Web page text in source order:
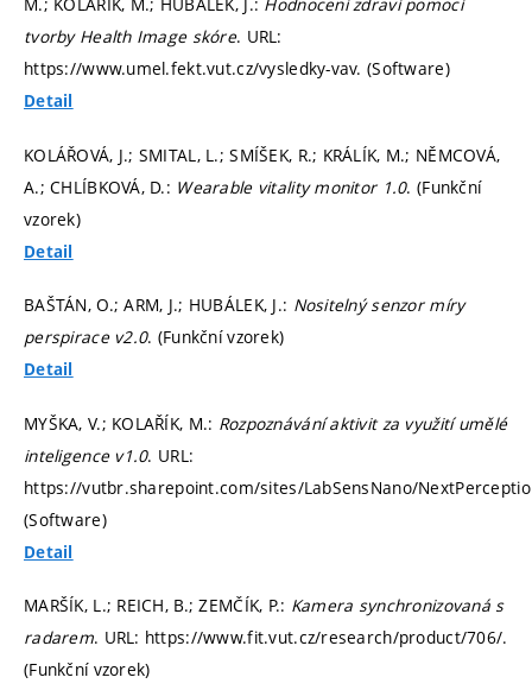
tvorby Health Image skóre. URL:
https://www.umel.fekt.vut.cz/vysledky-vav. (Software)
Detail
KOLÁŘOVÁ, J.; SMITAL, L.; SMÍŠEK, R.; KRÁLÍK, M.; NĚMCOVÁ,
A.; CHLÍBKOVÁ, D.: Wearable vitality monitor 1.0. (Funkční
vzorek)
Detail
BAŠTÁN, O.; ARM, J.; HUBÁLEK, J.: Nositelný senzor míry
perspirace v2.0. (Funkční vzorek)
Detail
MYŠKA, V.; KOLAŘÍK, M.: Rozpoznávání aktivit za využití umělé
inteligence v1.0. URL:
https://vutbr.sharepoint.com/sites/LabSensNano/
(Software)
Detail
MARŠÍK, L.; REICH, B.; ZEMČÍK, P.: Kamera synchronizovaná s
radarem. URL: https://www.fit.vut.cz/research/product/706/.
(Funkční vzorek)